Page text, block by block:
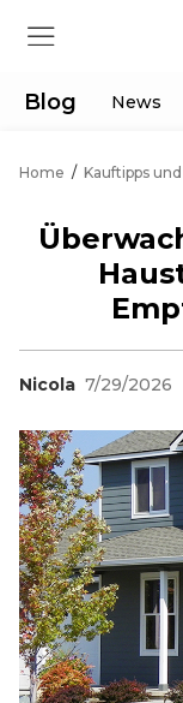
Produkte
App & Client
Blog
Kontakt
Aktionen
Partner
Bestellung
Registrieren
Einloggen
Blog News
Home / Kauftipps
Nicola 7/29/2026